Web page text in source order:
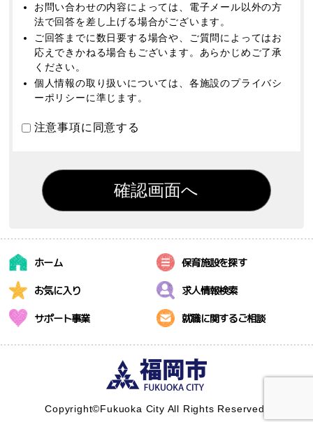
お問い合わせの内容によっては、電子メール以外の方
法で回答を差し上げる場合がございます。
ご回答までに数日要する場合や、ご質問によってはお
応えできかねる場合もございます。あらかじめご了承
ください。
個人情報の取り扱いについては、各施設のプライバシ
ーポリシーに準じます。
注意事項に同意する
ホーム 保育施設を探す
お気に入り 求人情報検索
サポート事業 就職に関するご相談
Copyright©Fukuoka City All Rights Reserved.